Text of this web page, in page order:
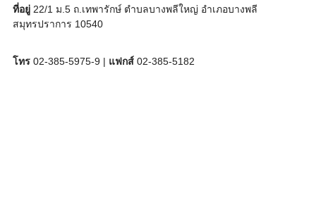
ที่อยู่22/1 ม.5 ถ.เทพารักษ์ ตำบลบางพลีใหญ่ อำเภอบางพลี
สมุทรปราการ 10540
โทร02-385-5975-9 | แฟกส์02-385-5182